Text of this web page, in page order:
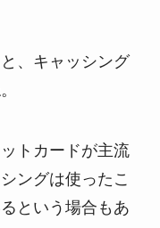
、キャッシング
トカードが主流
ングは使ったこ
という場合もあ